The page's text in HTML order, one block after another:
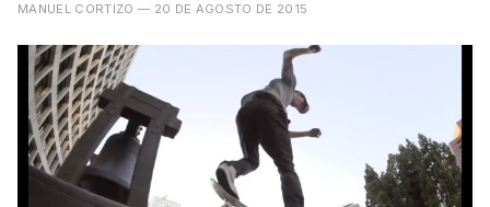
MANUEL CORTIZO — 20 DE AGOSTO DE 2015